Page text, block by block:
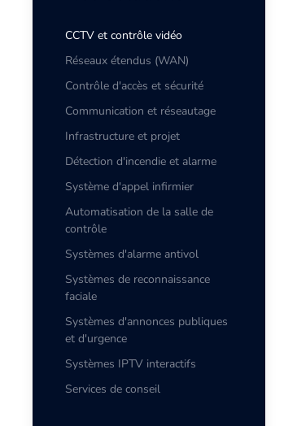
CCTV et contrôle vidéo
Réseaux étendus (WAN)
Contrôle d'accès et sécurité
Communication et réseautage
Infrastructure et projet
Détection d'incendie et alarme
Système d'appel infirmier
Automatisation de la salle de
contrôle
Systèmes d'alarme antivol
Systèmes de reconnaissance
faciale
Systèmes d'annonces publiques
et d'urgence
Systèmes IPTV interactifs
Services de conseil